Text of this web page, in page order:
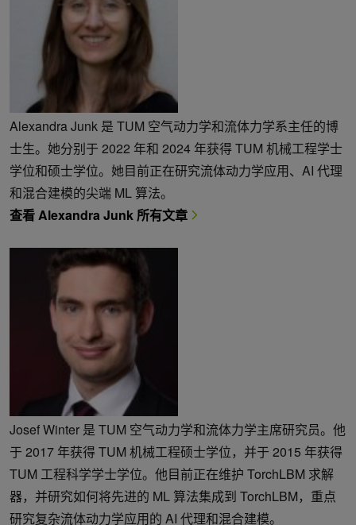
Alexandra Junk 是 TUM 空气动力学和流体力学系主任的博
士生。她分别于 2022 年和 2024 年获得 TUM 机械工程学士
学位和硕士学位。她目前正在研究流体动力学应用、AI 代理
和混合建模的尖端 ML 算法。
查看 Alexandra Junk 所有文章
Josef Winter 是 TUM 空气动力学和流体力学主席研究员。他
于 2017 年获得 TUM 机械工程硕士学位，并于 2015 年获得
TUM 工程科学学士学位。他目前正在维护 TorchLBM 求解
器，并研究如何将先进的 ML 算法集成到 TorchLBM，重点
研究复杂流体动力学应用的 AI 代理和混合建模。